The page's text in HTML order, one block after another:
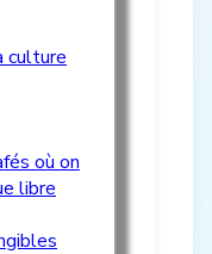
culture
où on
libre